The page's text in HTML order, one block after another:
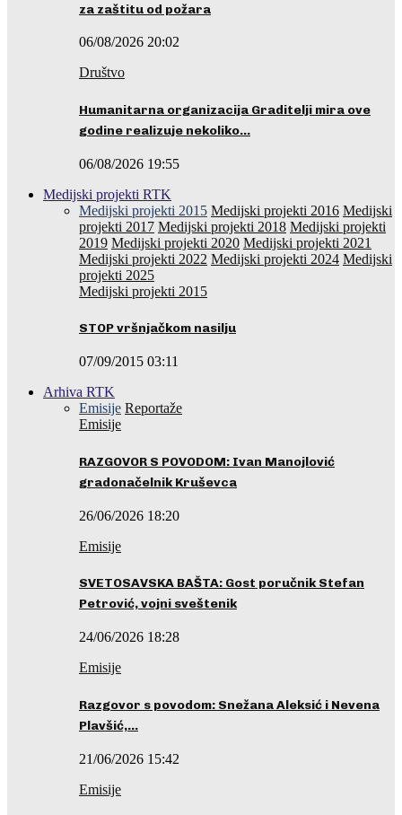
za zaštitu od požara
06/08/2026 20:02
Društvo
Humanitarna organizacija Graditelji mira ove
godine realizuje nekoliko…
06/08/2026 19:55
Medijski projekti RTK
Medijski projekti 2015 Medijski projekti 2016 Medijski
projekti 2017 Medijski projekti 2018 Medijski projekti
2019 Medijski projekti 2020 Medijski projekti 2021
Medijski projekti 2022 Medijski projekti 2024 Medijski
projekti 2025
Medijski projekti 2015
STOP vršnjačkom nasilju
07/09/2015 03:11
Arhiva RTK
Emisije Reportaže
Emisije
RAZGOVOR S POVODOM: Ivan Manojlović
gradonačelnik Kruševca
26/06/2026 18:20
Emisije
SVETOSAVSKA BAŠTA: Gost poručnik Stefan
Petrović, vojni sveštenik
24/06/2026 18:28
Emisije
Razgovor s povodom: Snežana Aleksić i Nevena
Plavšić,…
21/06/2026 15:42
Emisije